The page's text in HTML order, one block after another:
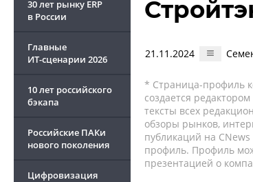
30 лет рынку ERP
в России
Главные
ИТ-сценарии 2026
10 лет российского
бэкапа
Российские ПАКи
нового поколения
Цифровизация
21.11.2024
* Страница-профиль
создается
тексты всех
обзоры рынков,
публикаций на
профиль. Профиль
презентацией о